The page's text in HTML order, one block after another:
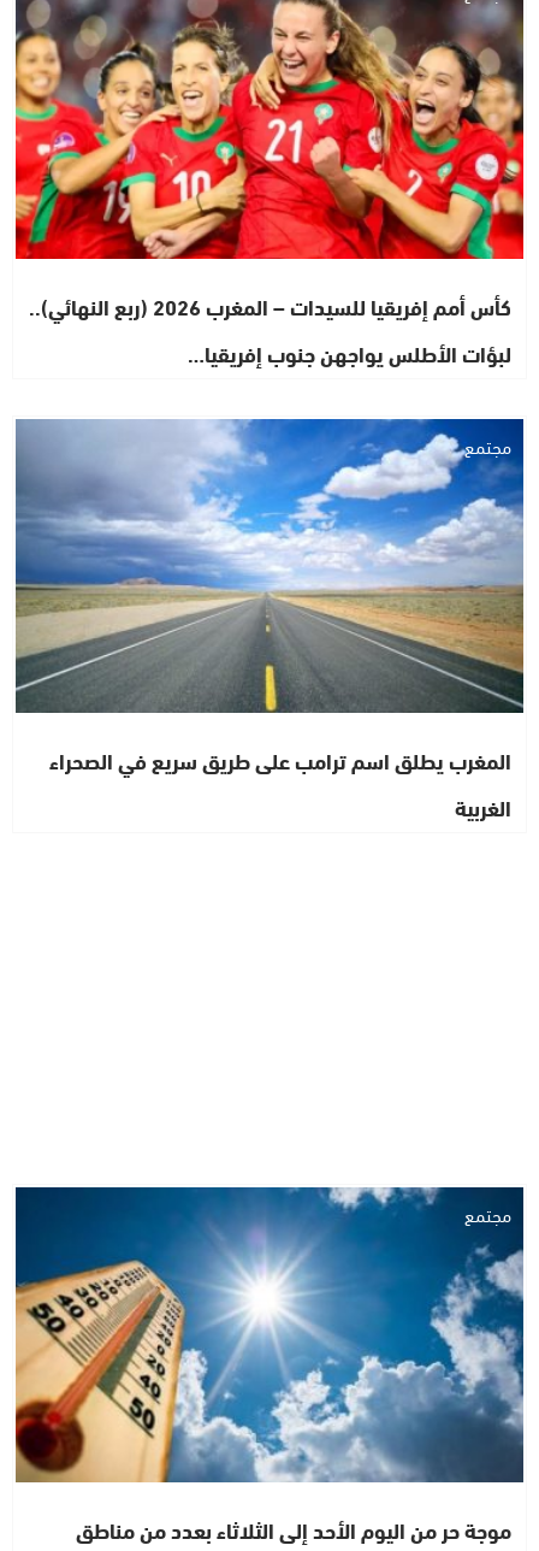
كأس أمم إفريقيا للسيدات – المغرب 2026 (ربع النهائي)..
لبؤات الأطلس يواجهن جنوب إفريقيا…
مجتمع
المغرب يطلق اسم ترامب على طريق سريع في الصحراء
الغربية
مجتمع
موجة حر من اليوم الأحد إلى الثلاثاء بعدد من مناطق